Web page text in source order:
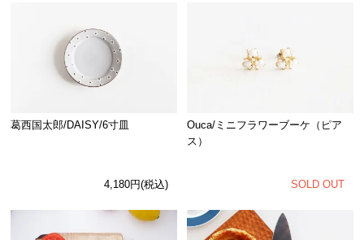
葛西国太郎/DAISY/6寸皿
4,180円(税込)
Ouca/ミニフラワーブーケ（ピア
ス）
SOLD OUT